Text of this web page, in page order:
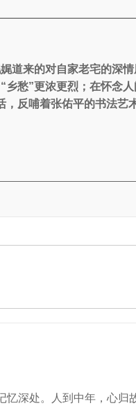
道来的对自家老宅的深
愁”更浓更烈；在怀念
反哺着张佑平的书法艺
深处。人到中年，心归